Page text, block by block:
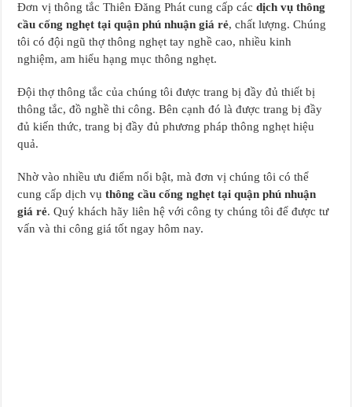
Đơn vị thông tắc Thiên Đăng Phát cung cấp cácdịch vụ thông
cầu cống nghẹt tại quận phú nhuận giá rẻ, chất lượng. Chúng
tôi có đội ngũ thợ thông nghẹt tay nghề cao, nhiều kinh
nghiệm, am hiểu hạng mục thông nghẹt.
Đội thợ thông tắc của chúng tôi được trang bị đầy đủ thiết bị
thông tắc, đồ nghề thi công. Bên cạnh đó là được trang bị đầy
đủ kiến thức, trang bị đầy đủ phương pháp thông nghẹt hiệu
quả.
Nhờ vào nhiều ưu điểm nổi bật, mà đơn vị chúng tôi có thể
cung cấp dịch vụthông cầu cống nghẹt tại quận phú nhuận
giá rẻ. Quý khách hãy liên hệ với công ty chúng tôi để được tư
vấn và thi công giá tốt ngay hôm nay.